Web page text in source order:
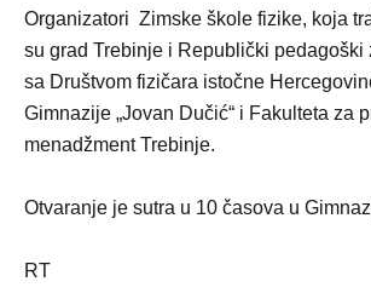
Organizatori Zimske škole fizike, koja
su grad Trebinje i Republički pedagoški
sa Društvom fizičara istočne
Gimnazije „Jovan Dučić“ i Fakulteta za
menadžment Trebinje.
Otvaranje je sutra u 10 časova u
RT